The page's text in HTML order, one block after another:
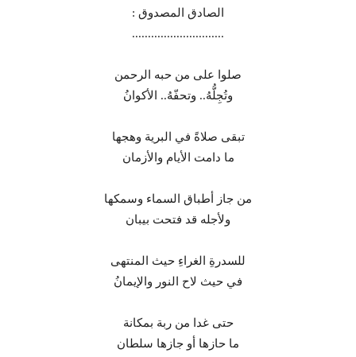
الصادق المصدوق :
.............................
صلوا على من حبه الرحمن
وتُجِلُّهُ.. وتحفّهُ.. الأكوانُ
تبقى صلاةً في البرية وهجها
ما دامت الأيام والأزمان
من جاز أطباق السماء وسمكها
ولأجله قد فتحت بيبان
للسدرةِ الغراءِ حيث المنتهى
في حيث لاح النور والإيمانُ
حتى غدا من ربة بمكانة
ما حازها أو جازها سلطان